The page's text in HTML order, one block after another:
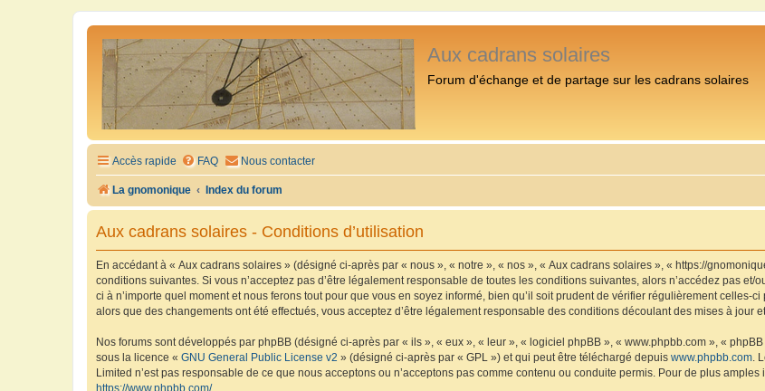
Aux cadrans solaires
Forum d'échange et de partage sur les cadrans solaires
Accès rapide FAQ Nous contacter
La gnomonique Index du forum
Aux cadrans solaires - Conditions d’utilisation
En accédant à « Aux cadrans solaires » (désigné ci-après par « nous », « notre », « nos », « Aux cadrans solaires », « https://
conditions suivantes. Si vous n’acceptez pas d’être légalement responsable de toutes les conditions suivantes, alors n’accédez pas
ci à n’importe quel moment et nous ferons tout pour que vous en soyez informé, bien qu’il soit prudent de vérifier régulièrement celles-
alors que des changements ont été effectués, vous acceptez d’être légalement responsable des conditions découlant des mises à jour
Nos forums sont développés par phpBB (désigné ci-après par « ils », « eux », « leur », « logiciel phpBB », « www.phpbb.com », «
sous la licence « GNU General Public License v2 » (désigné ci-après par « GPL ») et qui peut être téléchargé depuis www.phpbb.com.
Limited n’est pas responsable de ce que nous acceptons ou n’acceptons pas comme contenu ou conduite permis. Pour de plus